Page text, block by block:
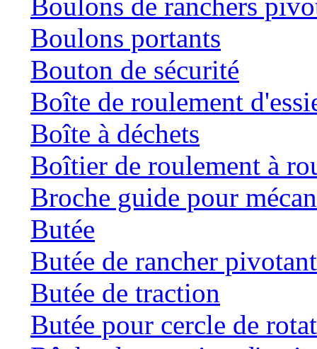
Boulons portants
Bouton de sécurité
Boîte de roulement
Boîte à déchets
Boîtier de roulement à
Broche guide pour
Butée
Butée de rancher
Butée de traction
Butée pour cercle de